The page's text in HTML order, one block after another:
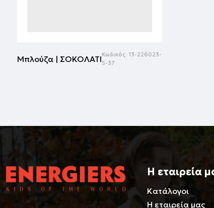
Μπλούζα | ΣΟΚΟΛΑΤΙΚωδικός: 13-226023-
5-37
Η εταιρεία
Κατάλογοι
Η εταιρεία μας